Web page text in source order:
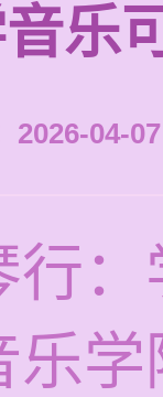
乐
2026-04-
行
乐